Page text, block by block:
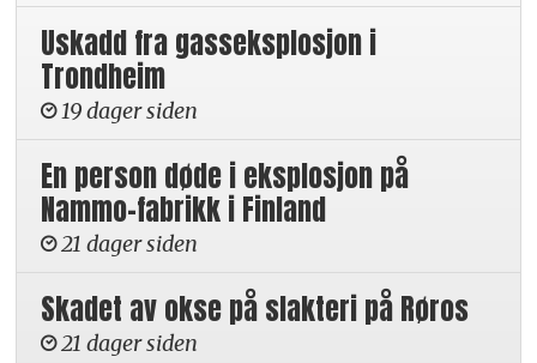
Uskadd fra gasseksplosjon i
Trondheim
19 dager siden
En person døde i eksplosjon på
Nammo-fabrikk i Finland
21 dager siden
Skadet av okse på slakteri på Røros
21 dager siden